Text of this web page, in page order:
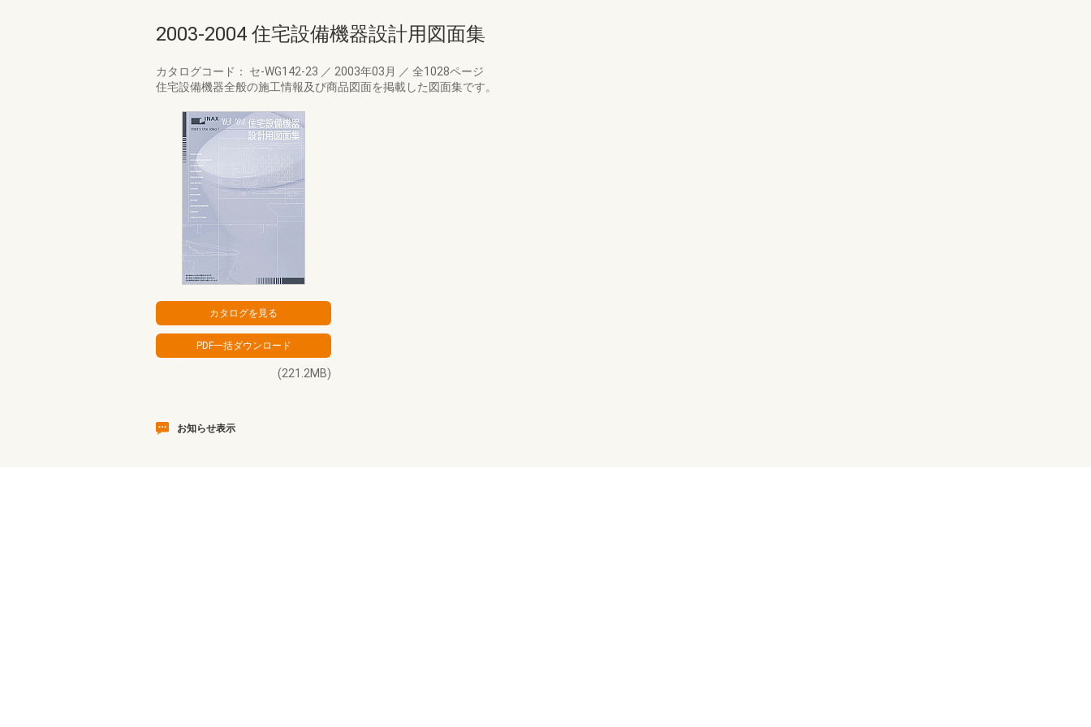
2003-2004 住宅設備機器設計用図面集
カタログコード： セ-WG142-23 ／ 2003年03月 ／ 全1028ページ
住宅設備機器全般の施工情報及び商品図面を掲載した図面集です。
(221.2MB)
お知らせ表示